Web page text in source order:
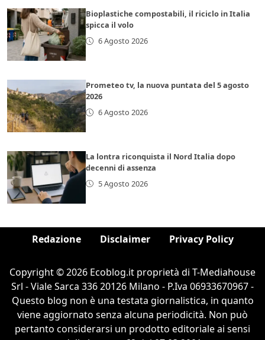
Bioplastiche compostabili, il riciclo in Italia
spicca il volo
6 Agosto 2026
Prometeo tv, la nuova puntata del 5 agosto
2026
6 Agosto 2026
La lontra riconquista il Nord Italia dopo
decenni di assenza
5 Agosto 2026
Redazione Disclaimer Privacy Policy
Copyright © 2026 Ecoblog.it proprietà di T-Mediahouse
Srl - Viale Sarca 336 20126 Milano - P.Iva 06933670967 -
Questo blog non è una testata giornalistica, in quanto
viene aggiornato senza alcuna periodicità. Non può
pertanto considerarsi un prodotto editoriale ai sensi